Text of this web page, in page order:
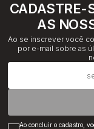
CADASTRE-
AS
Ao se inscrever você
por e-mail sobre as
Ao concluir o cadastro,